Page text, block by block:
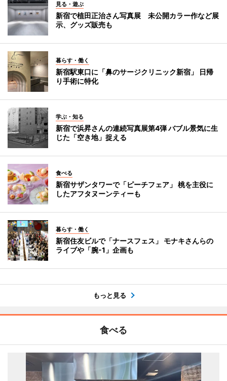
見る・遊ぶ
新宿で植田正治さん写真展 未公開カラー作など展
示、グッズ販売も
暮らす・働く
新宿駅東口に「鼻のサージクリニック新宿」 日帰
り手術に特化
学ぶ・知る
新宿で浜昇さんの連続写真展第4弾 バブル景気に生
じた「空き地」捉える
食べる
新宿サザンタワーで「ピーチフェア」 桃を主役に
したアフタヌーンティーも
暮らす・働く
新宿住友ビルで「ナースフェス」 モナキさんらの
ライブや「腕-1」企画も
もっと見る
食べる